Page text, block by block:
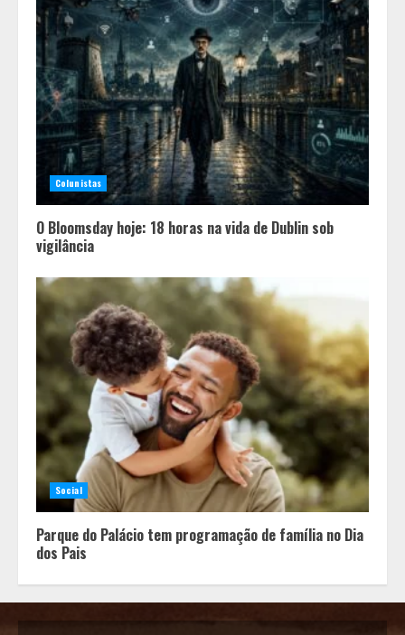
Colunistas
O Bloomsday hoje: 18 horas na vida de Dublin sob
vigilância
Social
Parque do Palácio tem programação de família no Dia
dos Pais